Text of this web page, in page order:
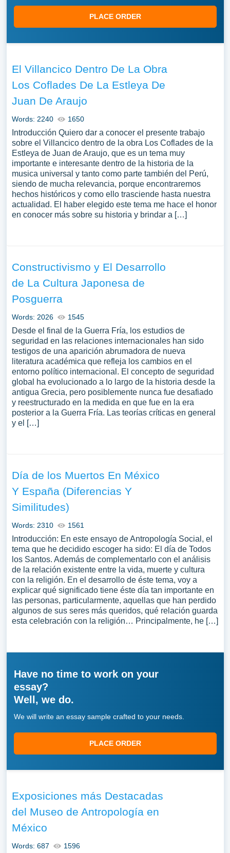
PLACE ORDER
El Villancico Dentro De La Obra
Los Coflades De La Estleya De
Juan De Araujo
Words: 2240 1650
Introducción Quiero dar a conocer el presente trabajo
sobre el Villancico dentro de la obra Los Coflades de la
Estleya de Juan de Araujo, que es un tema muy
importante e interesante dentro de la historia de la
musica universal y tanto como parte también del Perú,
siendo de mucha relevancia, porque encontraremos
hechos históricos y como ello trasciende hasta nuestra
actualidad. El haber elegido este tema me hace el honor
en conocer más sobre su historia y brindar a […]
Constructivismo y El Desarrollo
de La Cultura Japonesa de
Posguerra
Words: 2026 1545
Desde el final de la Guerra Fría, los estudios de
seguridad en las relaciones internacionales han sido
testigos de una aparición abrumadora de nueva
literatura académica que refleja los cambios en el
entorno político internacional. El concepto de seguridad
global ha evolucionado a lo largo de la historia desde la
antigua Grecia, pero posiblemente nunca fue desafiado
y reestructurado en la medida en que fue en la era
posterior a la Guerra Fría. Las teorías críticas en general
y el […]
Día de los Muertos En México
Y España (Diferencias Y
Similitudes)
Words: 2310 1561
Introducción: En este ensayo de Antropología Social, el
tema que he decidido escoger ha sido: El día de Todos
los Santos. Además de complementarlo con el análisis
de la relación existente entre la vida, muerte y cultura
con la religión. En el desarrollo de éste tema, voy a
explicar qué significado tiene éste día tan importante en
las personas, particularmente, aquellas que han perdido
algunos de sus seres más queridos, qué relación guarda
esta celebración con la religión… Principalmente, he […]
Have no time to work on your
essay?
Well, we do.
We will write an essay sample crafted to your needs.
PLACE ORDER
Exposiciones más Destacadas
del Museo de Antropología en
México
Words: 687 1596